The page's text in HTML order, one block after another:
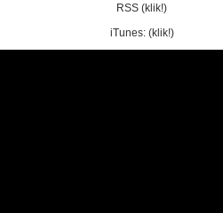
RSS (klik!)
iTunes: (klik!)